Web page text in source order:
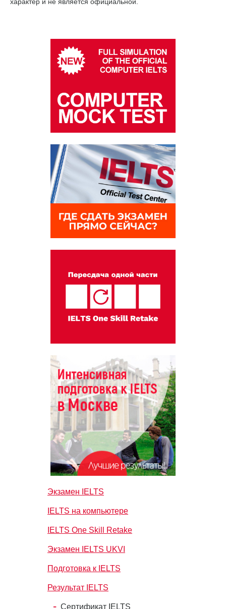
Экзамен IELTS
IELTS на компьютере
IELTS One Skill Retake
Экзамен IELTS UKVI
Подготовка к IELTS
Результат IELTS
Сертификат IELTS